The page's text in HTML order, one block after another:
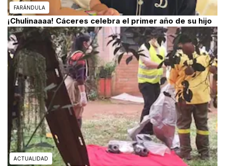
FARÁNDULA
¡Chulinaaaa! Cáceres celebra el primer año de su hijo
ACTUALIDAD